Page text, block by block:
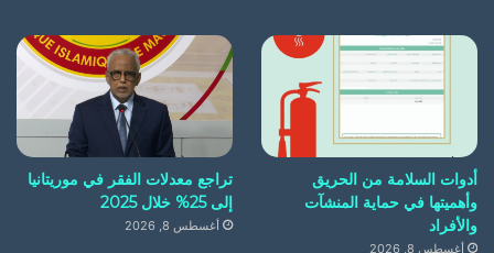
أدوات السلامة من الحريق
وأهميتها في حماية المنشآت
والأفراد
أغسطس 8, 2026
تراجع معدلات الفقر في موريتانيا
إلى 25% خلال 2025
أغسطس 8, 2026